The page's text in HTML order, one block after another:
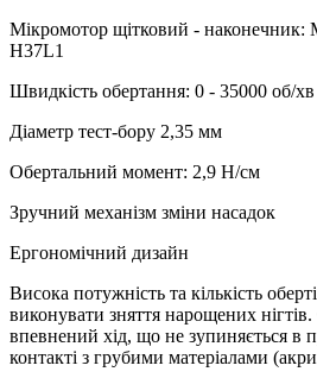
Мікромотор щітковий -
H37L1
Швидкість обертання: 0 - 35000 об/хв
Діаметр тест-бору 2,35 мм
Обертальний момент: 2,9 Н/см
Зручний механізм зміни насадок
Ергономічний дизайн
Висока потужність та кількість
виконувати зняття нарощених
впевнений хід, що не зупиняється в
контакті з грубими матеріалами